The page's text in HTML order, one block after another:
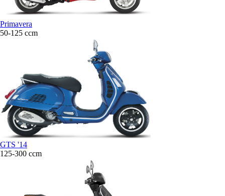
Primavera
50-125 ccm
GTS '14
125-300 ccm